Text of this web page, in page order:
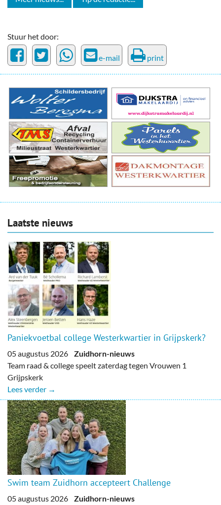
Stuur het door:
e-mail print
Laatste nieuws
Paniekvoetbal college Westerkwartier in Grijpskerk?
05 augustus 2026 Zuidhorn-nieuws
Team raad & college speelt zaterdag tegen Vrouwen 1
Grijpskerk
Lees verder →
Swim team Zuidhorn accepteert Challenge
05 augustus 2026 Zuidhorn-nieuws